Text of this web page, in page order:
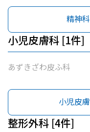
ク / おおうらメンタル
精神
小児皮膚科 [1件]
あずきざわ皮ふ科
小児皮
整形外科 [4件]